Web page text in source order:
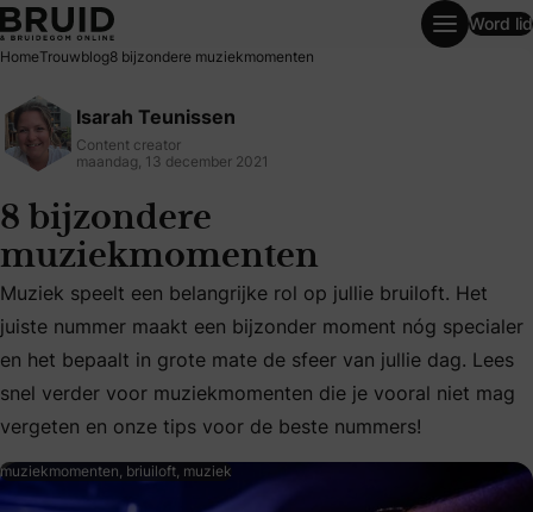
8 bijzondere muziekmomenten
Word lid
HomeTrouwblog8 bijzondere muziekmomenten
Isarah Teunissen
Content creator
maandag, 13 december 2021
8 bijzondere
muziekmomenten
Muziek speelt een belangrijke rol op jullie bruiloft. Het
Muziek speelt een belangrijke rol op jullie bruiloft. Het
juiste nummer maakt een bijzonder moment nóg specialer
en het bepaalt in grote mate de sfeer van jullie dag. Lees
snel verder voor muziekmomenten die je vooral niet mag
vergeten en onze tips voor de beste nummers!
muziekmomenten, briuiloft, muziek